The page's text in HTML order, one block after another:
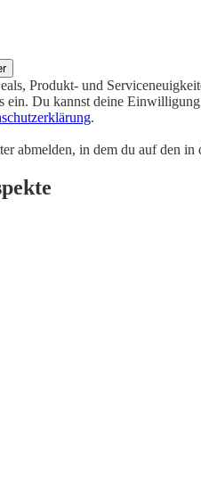
Produkt- und
Du kannst deine
.
abmelden, in dem du auf den